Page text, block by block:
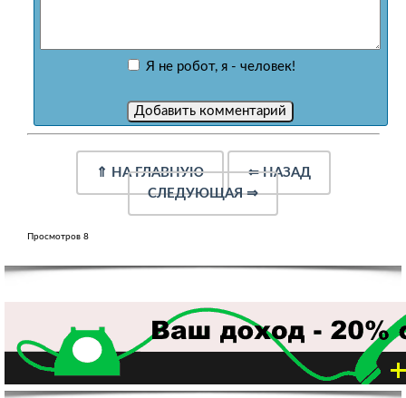
Я не робот, я - человек!
⇑ НА ГЛАВНУЮ ⇐НАЗАД
СЛЕДУЮЩАЯ⇒
Просмотров 8